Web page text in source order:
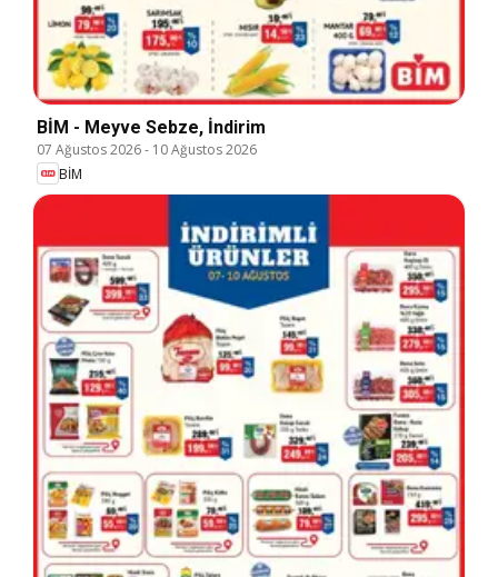
BİM - Meyve Sebze, İndirim
07 Ağustos 2026- 10 Ağustos 2026
BİM